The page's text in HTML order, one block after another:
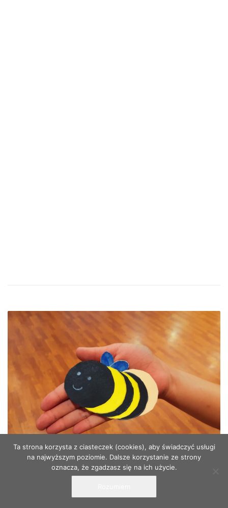
Rodzice mieli wychodne #5
Ta strona korzysta z ciasteczek (cookies), aby świadczyć usługi
na najwyższym poziomie. Dalsze korzystanie ze strony
oznacza, że zgadzasz się na ich użycie.